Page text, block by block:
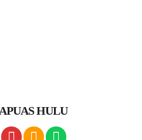
HULU